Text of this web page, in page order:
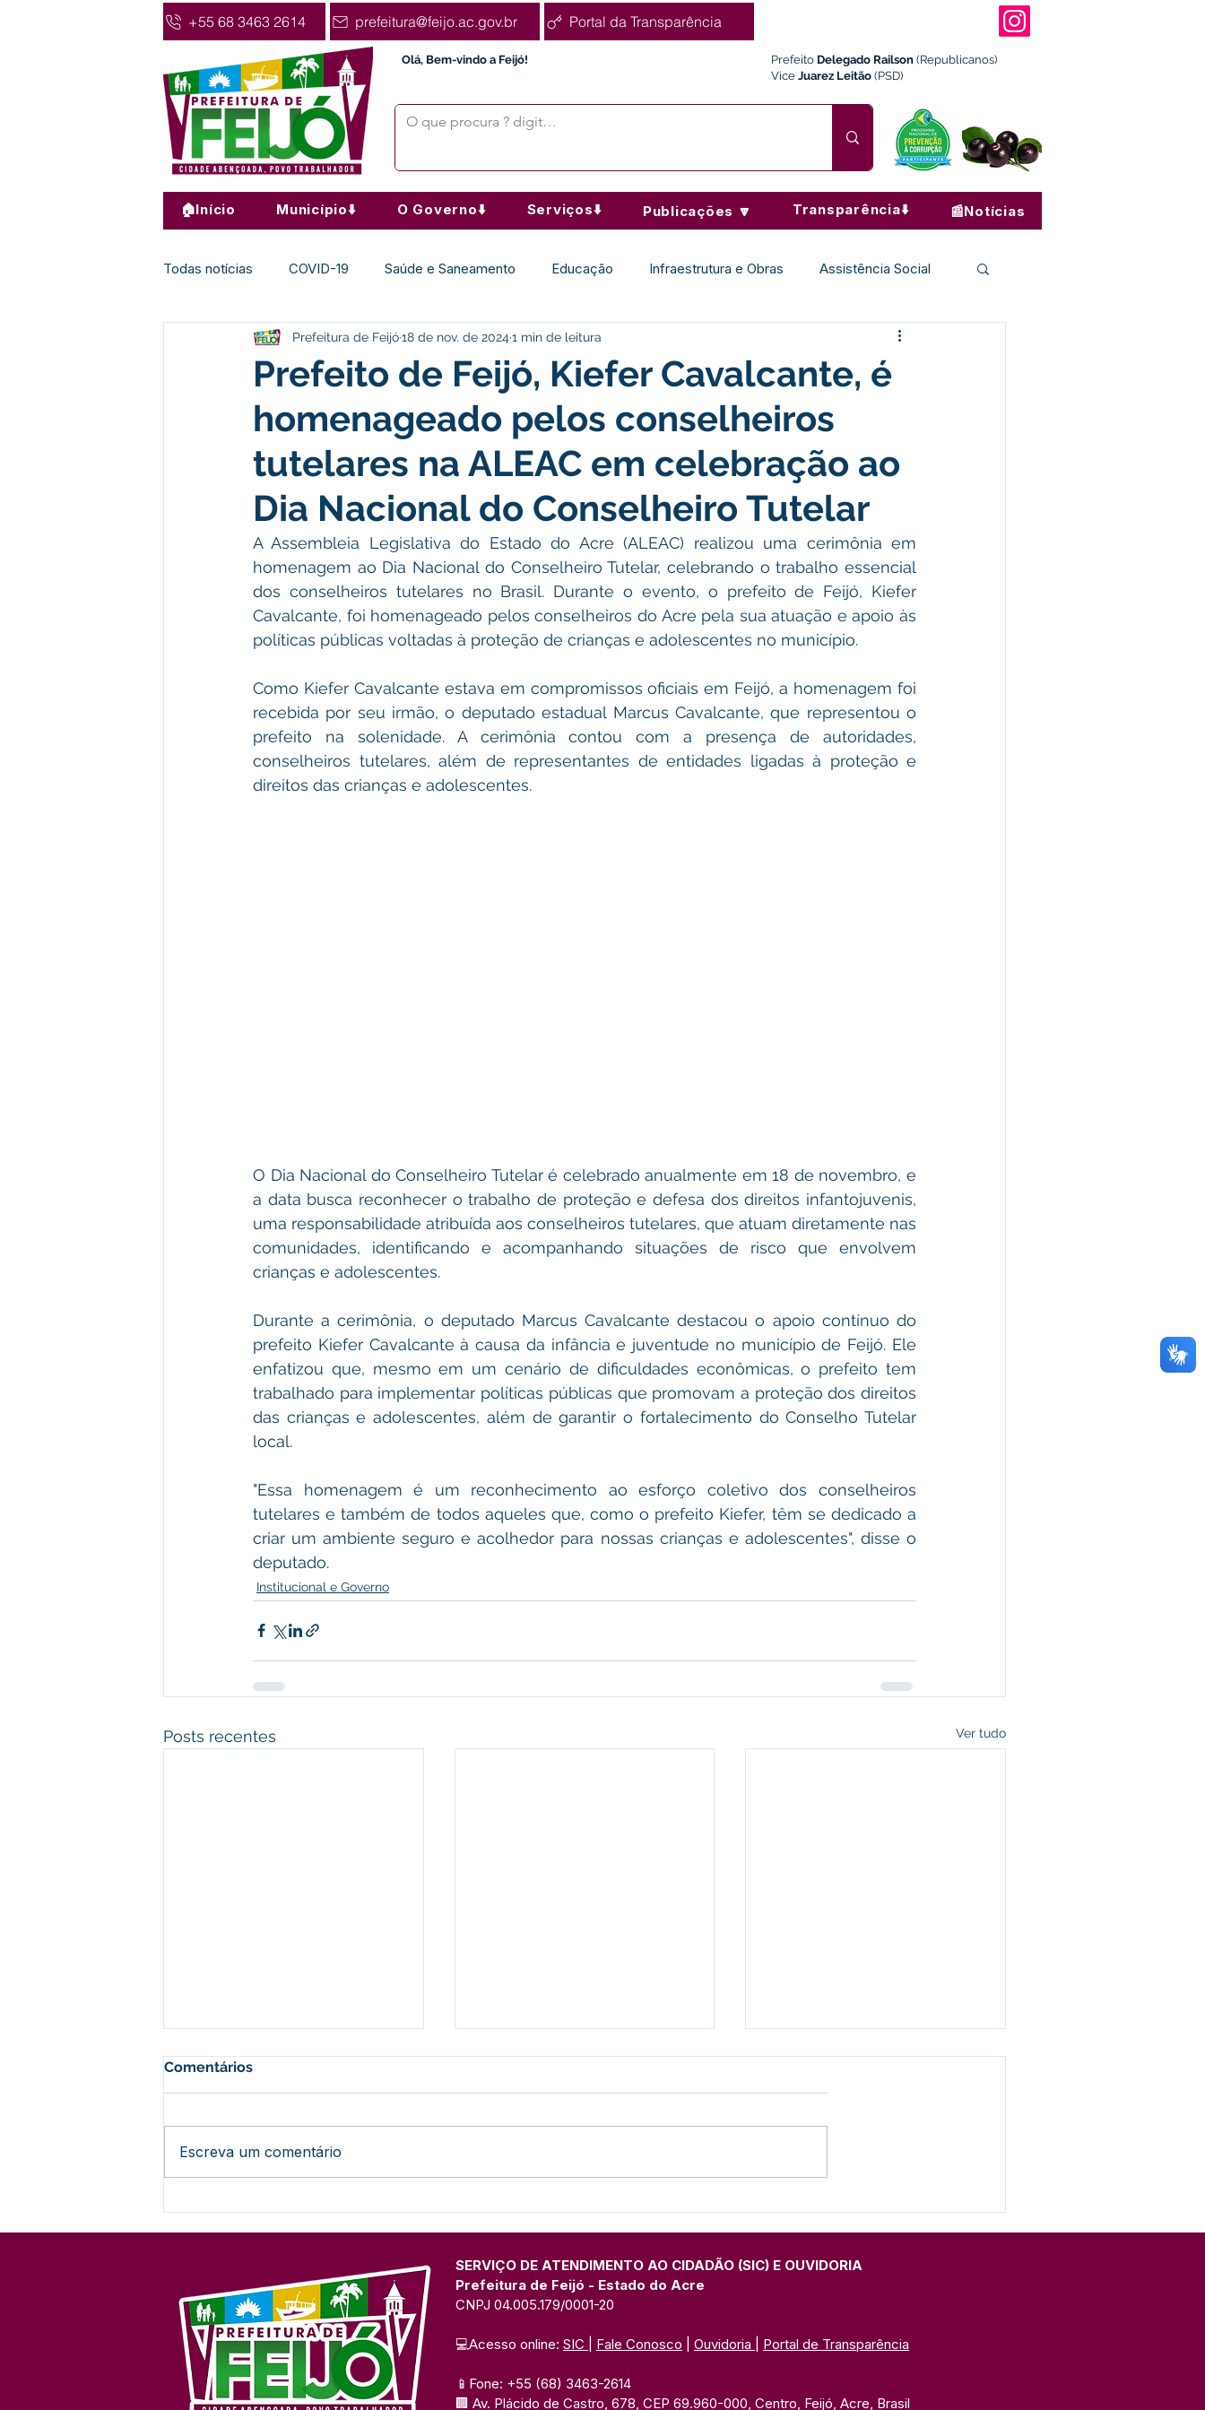
+55 68 3463 2614 prefeitura@feijo.ac.gov.br Portal da Transparência
Olá, Bem-vindo a Feijó! Prefeito Delegado Railson (Republicanos)
Vice Juarez Leitão (PSD)
🏠Início Município⬇️ O Governo⬇️ Serviços⬇️ Publicações 🔽 Transparência⬇️ 📰Notícias
Todas notícias COVID-19 Saúde e Saneamento Educação Infraestrutura e Obras Assistência Social
Agricultura Nota de Pesar Desporto Cultura e Lazer Institucional e Governo
Meio Ambiente e Turismo Datas Comemorativas Campanhas Vacinômetro Comunicado
Defesa Civil
Nota de Esclarecimento Comunidade Licitações No gabinete Gestão Agricultura
Ordem de Serviço Comunicação Eventos Esporte
Prefeito de Feijó, Kiefer Cavalcante, é
homenageado pelos conselheiros
tutelares na ALEAC em celebração ao
Dia Nacional do Conselheiro Tutelar
Prefeitura de Feijó18 de nov. de 20241 min de leitura
A Assembleia Legislativa do Estado do Acre (ALEAC) realizou uma cerimônia em
homenagem ao Dia Nacional do Conselheiro Tutelar, celebrando o trabalho essencial
dos conselheiros tutelares no Brasil. Durante o evento, o prefeito de Feijó, Kiefer
Cavalcante, foi homenageado pelos conselheiros do Acre pela sua atuação e apoio às
políticas públicas voltadas à proteção de crianças e adolescentes no município.
Como Kiefer Cavalcante estava em compromissos oficiais em Feijó, a homenagem foi
recebida por seu irmão, o deputado estadual Marcus Cavalcante, que representou o
prefeito na solenidade. A cerimônia contou com a presença de autoridades,
conselheiros tutelares, além de representantes de entidades ligadas à proteção e
direitos das crianças e adolescentes.
O Dia Nacional do Conselheiro Tutelar é celebrado anualmente em 18 de novembro, e
a data busca reconhecer o trabalho de proteção e defesa dos direitos infantojuvenis,
uma responsabilidade atribuída aos conselheiros tutelares, que atuam diretamente nas
comunidades, identificando e acompanhando situações de risco que envolvem
crianças e adolescentes.
Durante a cerimônia, o deputado Marcus Cavalcante destacou o apoio contínuo do
prefeito Kiefer Cavalcante à causa da infância e juventude no município de Feijó. Ele
enfatizou que, mesmo em um cenário de dificuldades econômicas, o prefeito tem
trabalhado para implementar políticas públicas que promovam a proteção dos direitos
das crianças e adolescentes, além de garantir o fortalecimento do Conselho Tutelar
local.
"Essa homenagem é um reconhecimento ao esforço coletivo dos conselheiros
tutelares e também de todos aqueles que, como o prefeito Kiefer, têm se dedicado a
criar um ambiente seguro e acolhedor para nossas crianças e adolescentes", disse o
deputado.
Institucional e Governo
Posts recentes Ver tudo
Açaí na Expo Juruá
UFAC
Comentários
Escreva um comentário
SERVIÇO DE ATENDIMENTO AO CIDADÃO (SIC) E OUVIDORIA
Prefeitura de Feijó - Estado do Acre
CNPJ 04.005.179/0001-20
💻Acesso online: SIC Fale Conosco Ouvidoria Portal de Transparência
📱Fone: +55 (68) 3463-2614
🏢 Av. Plácido de Castro, 678, CEP 69.960-000, Centro, Feijó, Acre, Brasil